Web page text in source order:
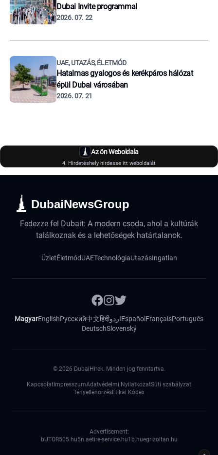
Dubai Invite programmal
2026. 07. 22
UAE, UTAZÁS, ÉLETMÓD
Hatalmas gyalogos és kerékpáros hálózat
épül Dubai városában
2026. 07. 21
Az ön Weboldala
4. Hirdetéshely hirdesse itt weboldalát
DubaiNewsGroup
Fedezze fel Dubait: A modern csoda, ahol a kultúrák
találkoznak és a lehetőségek határtalanok.
ÜzletÉletmódUAETechnológiaUtazásIngatlan
MagyarEnglishРусский中文हिंदीاردوEspañol FrançaisPortuguês
DeutschSlovenský
© 2026 DubaiHirek. Minden jog fenntartva.
Kapcsolat ImpresszumAdatvédelmi NyilatkozatSüti szabályzat
TényellenörzésEtikai Kódex
Advertisement:
bUTOR505.hu5n.aetire-service.hu1b.huegrizoltan.hu